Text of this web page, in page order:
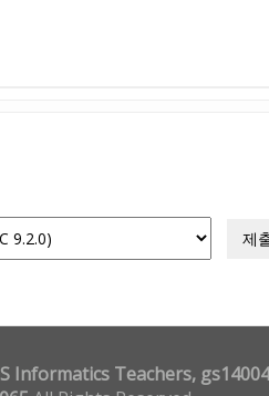
제
Informatics Teachers,